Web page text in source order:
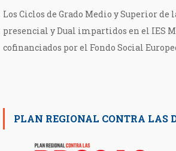
Los Ciclos de Grado Medio y Superior de
presencial y Dual impartidos en el IES
cofinanciados por el Fondo Social
PLAN REGIONAL CONTRA LAS